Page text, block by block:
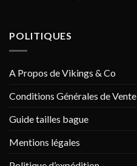
POLITIQUES
A Propos de Vikings & Co
Conditions Générales de Vente
Guide tailles bague
Mentions légales